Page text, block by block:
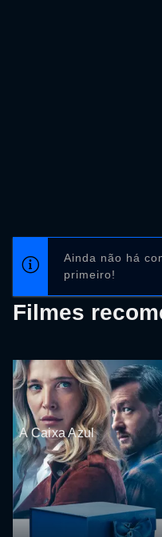
Ainda não há
primeiro!
Filmes
A Caixa Azul